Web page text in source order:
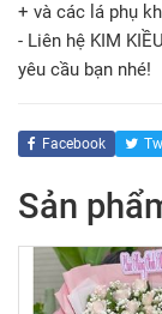
+ và các lá phụ
- Liên hệ KIM
yêu cầu bạn nhé!
Facebook
Sản